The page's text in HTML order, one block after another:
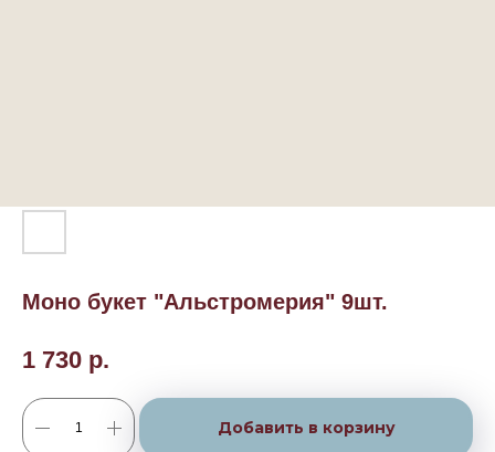
Моно букет "Альстромерия" 9шт.
1 730 р.
Добавить в корзину